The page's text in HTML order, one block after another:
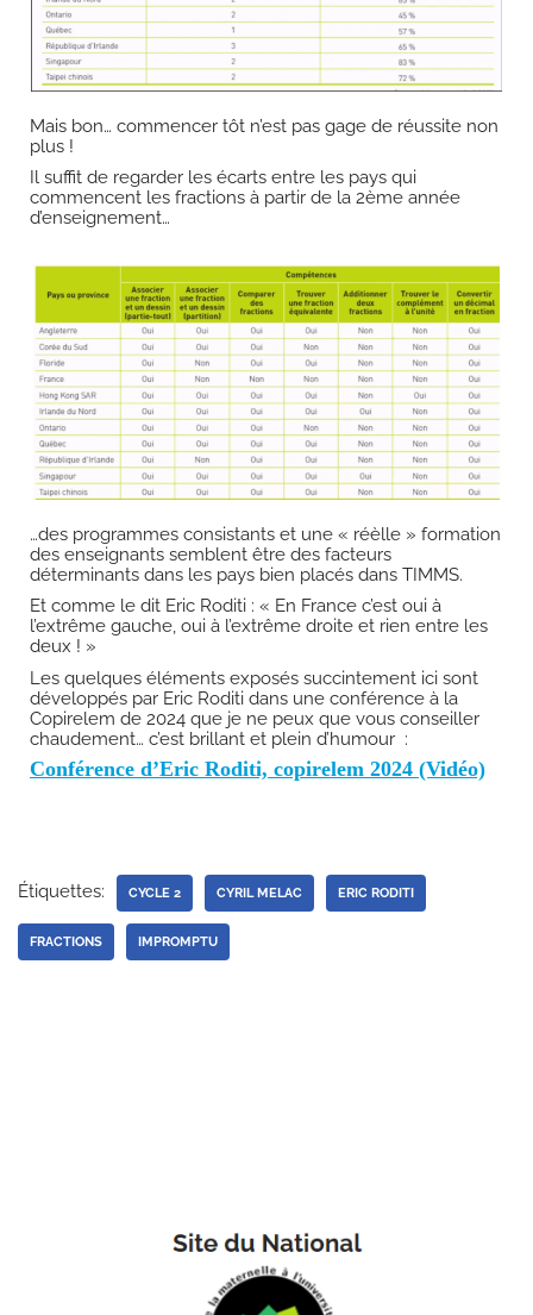
Mais bon… commencer tôt n’est pas gage de réussite non
plus !
Il suffit de regarder les écarts entre les pays qui
commencent les fractions à partir de la 2ème année
d’enseignement…
…des programmes consistants et une « réèlle » formation
des enseignants semblent être des facteurs
déterminants dans les pays bien placés dans TIMMS.
Et comme le dit Eric Roditi : « En France c’est oui à
l’extrême gauche, oui à l’extrême droite et rien entre les
deux ! »
Les quelques éléments exposés succintement ici sont
développés par Eric Roditi dans une conférence à la
Copirelem de 2024 que je ne peux que vous conseiller
chaudement… c’est brillant et plein d’humour :
Conférence d’Eric Roditi, copirelem 2024 (Vidéo)
Étiquettes: CYCLE 2 CYRIL MELAC ERIC RODITI
FRACTIONS IMPROMPTU